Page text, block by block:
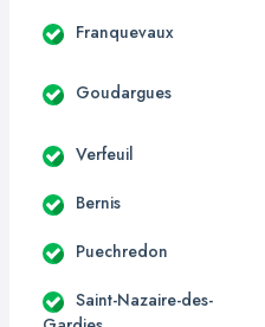
Franquevaux
Goudargues
Verfeuil
Bernis
Puechredon
Saint-Nazaire-des-